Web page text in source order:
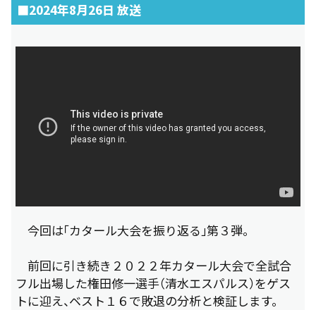
■2024年8月26日 放送
今回は「カタール大会を振り返る」第３弾。
前回に引き続き２０２２年カタール大会で全試合
フル出場した権田修一選手（清水エスパルス）をゲス
トに迎え、ベスト１６で敗退の分析と検証します。